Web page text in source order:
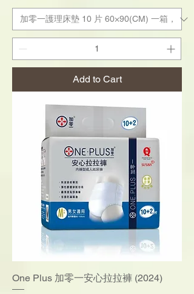
Add to Cart
One Plus 加零一安心拉拉褲 (2024)